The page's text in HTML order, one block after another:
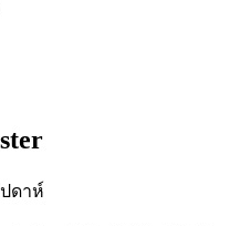
ดาห์